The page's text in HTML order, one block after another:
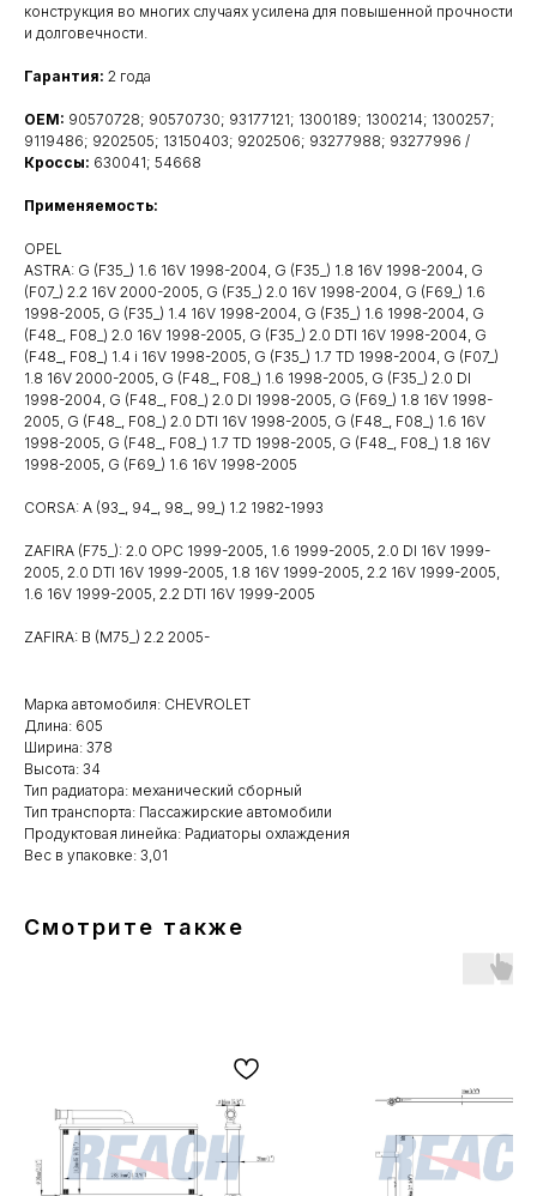
конструкция во многих случаях усилена для повышенной прочности
и долговечности.
Гарантия: 2 года
OEM: 90570728; 90570730; 93177121; 1300189; 1300214; 1300257;
9119486; 9202505; 13150403; 9202506; 93277988; 93277996 /
Кроссы: 630041; 54668
Применяемость:
OPEL
ASTRA: G (F35_) 1.6 16V 1998-2004, G (F35_) 1.8 16V 1998-2004, G
(F07_) 2.2 16V 2000-2005, G (F35_) 2.0 16V 1998-2004, G (F69_) 1.6
1998-2005, G (F35_) 1.4 16V 1998-2004, G (F35_) 1.6 1998-2004, G
(F48_, F08_) 2.0 16V 1998-2005, G (F35_) 2.0 DTI 16V 1998-2004, G
(F48_, F08_) 1.4 i 16V 1998-2005, G (F35_) 1.7 TD 1998-2004, G (F07_)
1.8 16V 2000-2005, G (F48_, F08_) 1.6 1998-2005, G (F35_) 2.0 DI
1998-2004, G (F48_, F08_) 2.0 DI 1998-2005, G (F69_) 1.8 16V 1998-
2005, G (F48_, F08_) 2.0 DTI 16V 1998-2005, G (F48_, F08_) 1.6 16V
1998-2005, G (F48_, F08_) 1.7 TD 1998-2005, G (F48_, F08_) 1.8 16V
1998-2005, G (F69_) 1.6 16V 1998-2005
CORSA: A (93_, 94_, 98_, 99_) 1.2 1982-1993
ZAFIRA (F75_): 2.0 OPC 1999-2005, 1.6 1999-2005, 2.0 DI 16V 1999-
2005, 2.0 DTI 16V 1999-2005, 1.8 16V 1999-2005, 2.2 16V 1999-2005,
1.6 16V 1999-2005, 2.2 DTI 16V 1999-2005
ZAFIRA: B (M75_) 2.2 2005-
Марка автомобиля: CHEVROLET
Длина: 605
Ширина: 378
Высота: 34
Тип радиатора: механический сборный
Тип транспорта: Пассажирские автомобили
Продуктовая линейка: Радиаторы охлаждения
Вес в упаковке: 3,01
Смотрите также